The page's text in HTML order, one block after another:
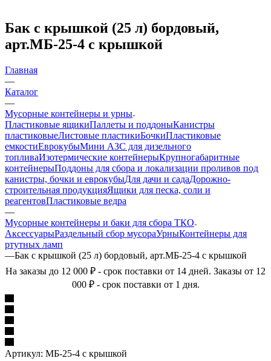
Бак с крышкой (25 л) бордовый,
арт.МБ-25-4 с крышкой
Главная
—
Каталог
—
Мусорные контейнеры и урны
Пластиковые ящикиПаллеты и поддоныКанистры
пластиковыеЛистовые пластикиБочкиПластиковые
емкостиЕврокубыМини АЗС для дизельного
топливаИзотермические контейнерыКрупногабаритные
контейнерыПоддоны для сбора и локализации проливов под
канистры, бочки и еврокубыДля дачи и садаДорожно-
строительная продукцияЯщики для песка, соли и
реагентовПластиковые ведра
—
Мусорные контейнеры и баки для сбора ТКО
АксессуарыРаздельный сбор мусораУрныКонтейнеры для
ртутных ламп
—Бак с крышкой (25 л) бордовый, арт.МБ-25-4 с крышкой
На заказы до 12 000 ₽ - срок поставки от 14 дней. Заказы от 12
000 ₽ - срок поставки от 1 дня.
Артикул: МБ-25-4 с крышкой